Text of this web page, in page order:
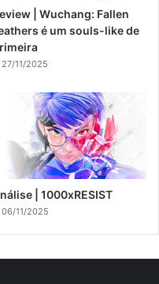
| Wuchang: Fallen
é um souls-like de
27/11/2025
| 1000xRESIST
06/11/2025